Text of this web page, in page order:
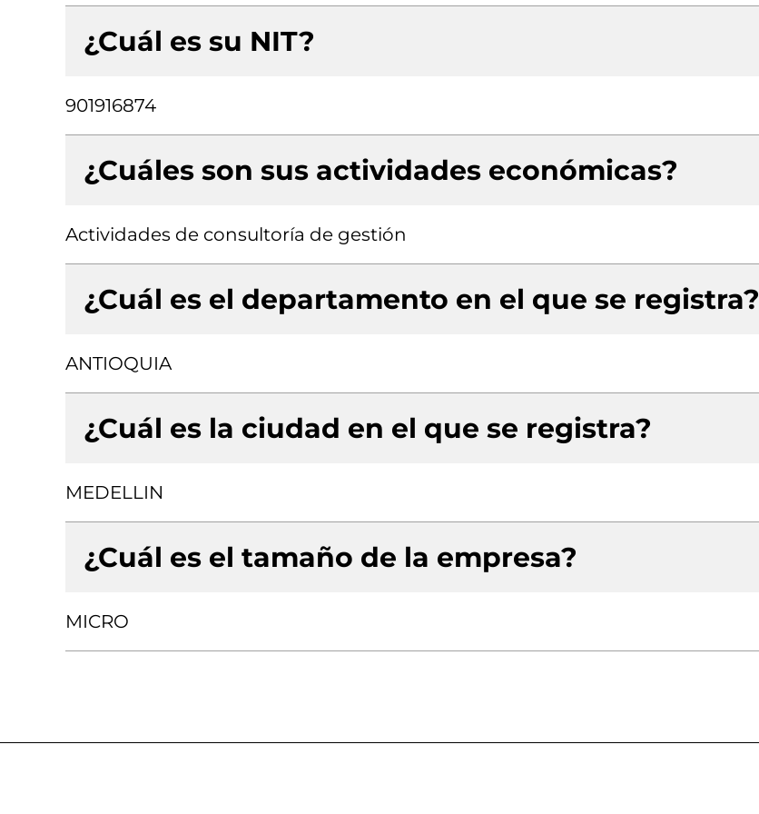
¿Cuál es su NIT?
901916874
¿Cuáles son sus actividades económicas?
Actividades de consultoría de gestión
¿Cuál es el departamento en el que se registra?
ANTIOQUIA
¿Cuál es la ciudad en el que se registra?
MEDELLIN
¿Cuál es el tamaño de la empresa?
MICRO